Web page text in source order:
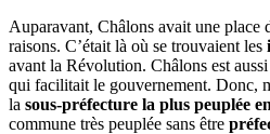
Auparavant, Châlons avait une place
raisons. C’était là où se trouvaient les
avant la Révolution. Châlons est
qui facilitait le gouvernement. Donc,
la sous-préfecture la plus peuplée
commune très peuplée sans être